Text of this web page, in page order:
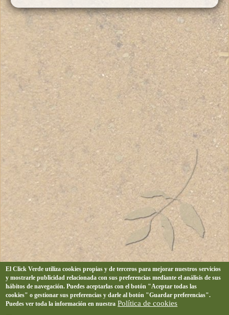
El Click Verde utiliza cookies propias y de terceros para mejorar nuestros servicios
y mostrarle publicidad relacionada con sus preferencias mediante el análisis de sus
hábitos de navegación. Puedes aceptarlas con el botón "Aceptar todas las
cookies" o gestionar sus preferencias y darle al botón "Guardar preferencias".
Puedes ver toda la información en nuestra Política de cookies